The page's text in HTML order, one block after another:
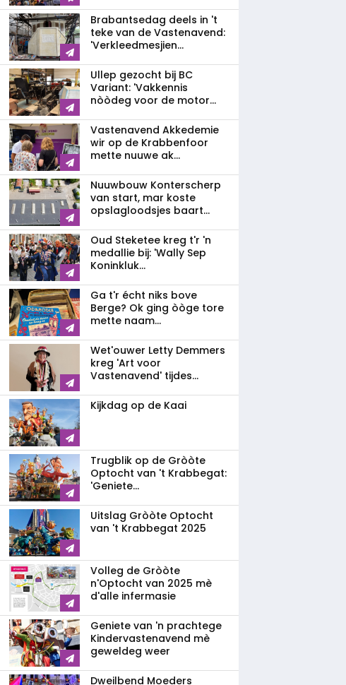
Brabantsedag deels in 't
teke van de Vastenavend:
'Verkleedmesjien...
Ullep gezocht bij BC
Variant: 'Vakkennis
nòòdeg voor de motor...
Vastenavend Akkedemie
wir op de Krabbenfoor
mette nuuwe ak...
Nuuwbouw Konterscherp
van start, mar koste
opslagloodsjes baart...
Oud Steketee kreg t'r 'n
medallie bij: 'Wally Sep
Koninkluk...
Ga t'r écht niks bove
Berge? Ok ging òòge tore
mette naam...
Wet'ouwer Letty Demmers
kreg 'Art voor
Vastenavend' tijdes...
Kijkdag op de Kaai
Trugblik op de Gròòte
Optocht van 't Krabbegat:
'Geniete...
Uitslag Gròòte Optocht
van 't Krabbegat 2025
Volleg de Gròòte
n'Optocht van 2025 mè
d'alle infermasie
Geniete van 'n prachtege
Kindervastenavend mè
geweldeg weer
Dweilbend Moeders